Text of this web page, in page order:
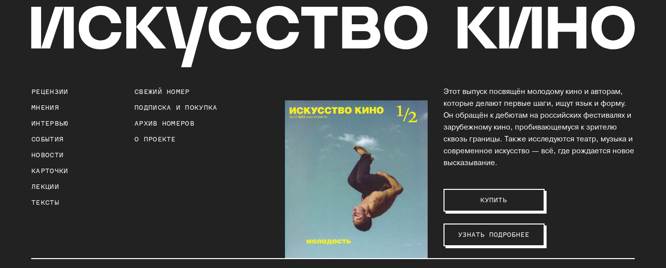
РЕЦЕНЗИИ
МНЕНИЯ
ИНТЕРВЬЮ
СОБЫТИЯ
НОВОСТИ
КАРТОЧКИ
ЛЕКЦИИ
ТЕКСТЫ
СВЕЖИЙ НОМЕР
ПОДПИСКА И ПОКУПКА
АРХИВ НОМЕРОВ
О ПРОЕКТЕ
Этот выпуск посвящён молодому кино и авторам,
которые делают первые шаги, ищут язык и форму.
Он обращён к дебютам на российских фестивалях и
зарубежному кино, пробивающемуся к зрителю
сквозь границы. Также исследуются театр, музыка и
современное искусство — всё, где рождается новое
высказывание.
КУПИТЬ
УЗНАТЬ ПОДРОБНЕЕ